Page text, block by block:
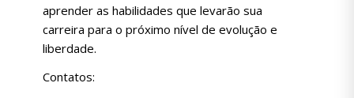
aprender as habilidades que levarão sua
carreira para o próximo nível de evolução e
liberdade.
Contatos: